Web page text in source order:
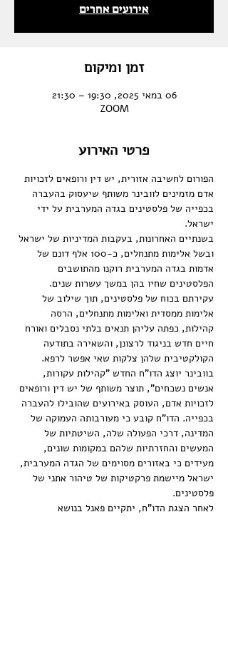
אירועים אחרים
זמן ומיקום
06 במאי 2025, 19:30 – 21:30
ZOOM
פרטי האירוע
הפורום לחשיבה אזורית, יש דין ורופאים לזכויות
אדם מזמינים לוובינר משותף שיעסוק בהעברה
בכפייה של פלסטינים בגדה המערבית על ידי
ישראל.
בשנתיים האחרונות, בעקבות המדיניות של ישראל
ובשל אלימות מתנחלים, כ-100 אלף דונם של
אדמות בגדה המערבית רוקנו מהתושבים
הפלסטינים שחיו בהן במשך עשרות שנים.
עקירתם בכוח של פלסטינים, תוך שילוב של
אלימות ממסדית ואלימות מתנחלים, הרסה
קהילות, כפתה עליהן תנאים בלתי נסבלים ואורח
חיים חדש בניגוד לרצונן, והשאירה בתודעה
הקולקטיבית שלהן צלקות שאי אפשר לרפא.
בוובינר יוצג הדו"ח החדש "קהילות עקורות,
אנשים נשכחים", תוצר משותף של יש דין ורופאים
לזכויות אדם, העוסק באירועים שהובילו להעברה
בכפייה. הדו"ח קובע כי מעורבותה העמוקה של
המדינה, דרכי הפעולה שלה, השיטתיות של
המעשים והחזרתיות שלהם במקומות שונים,
מעידים כי באזורים מסוימים של הגדה המערבית,
ישראל מיישמת פרקטיקות של טיהור אתני של
פלסטינים.
לאחר הצגת הדו"ח, יתקיים פאנל בנושא